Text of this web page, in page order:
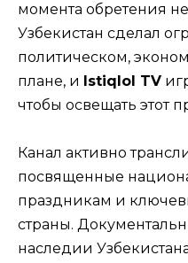
момента обретения
Узбекистан сделал
политическом,
плане, и Istiqlol TV
чтобы освещать этот
Канал активно
посвященные
праздникам и
страны.
наследии